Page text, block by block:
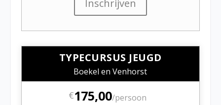
Inschrijven
TYPECURSUS JEUGD
Boekel en Venhorst
€175,00/persoon